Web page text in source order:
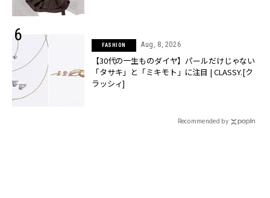
FASHION Aug, 8, 2026
【30代の一生ものダイヤ】パールだけじゃない
「タサキ」と「ミキモト」に注目 | CLASSY.[ク
ラッシィ]
Recommended by